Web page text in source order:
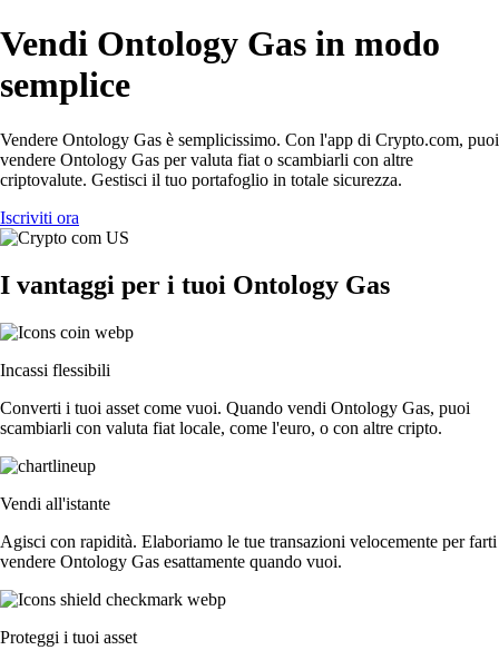
Vendi Ontology Gas in modo
semplice
Vendere Ontology Gas è semplicissimo. Con l'app di Crypto.com, puoi
vendere Ontology Gas per valuta fiat o scambiarli con altre
criptovalute. Gestisci il tuo portafoglio in totale sicurezza.
Iscriviti ora
I vantaggi per i tuoi Ontology Gas
Incassi flessibili
Converti i tuoi asset come vuoi. Quando vendi Ontology Gas, puoi
scambiarli con valuta fiat locale, come l'euro, o con altre cripto.
Vendi all'istante
Agisci con rapidità. Elaboriamo le tue transazioni velocemente per farti
vendere Ontology Gas esattamente quando vuoi.
Proteggi i tuoi asset